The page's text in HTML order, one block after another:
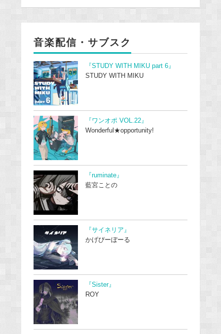
音楽配信・サブスク
『STUDY WITH MIKU part 6』
STUDY WITH MIKU
『ワンオポ VOL.22』
Wonderful★opportunity!
『ruminate』
藍宮ことの
『サイネリア』
かげぴーぼーる
『Sister』
ROY